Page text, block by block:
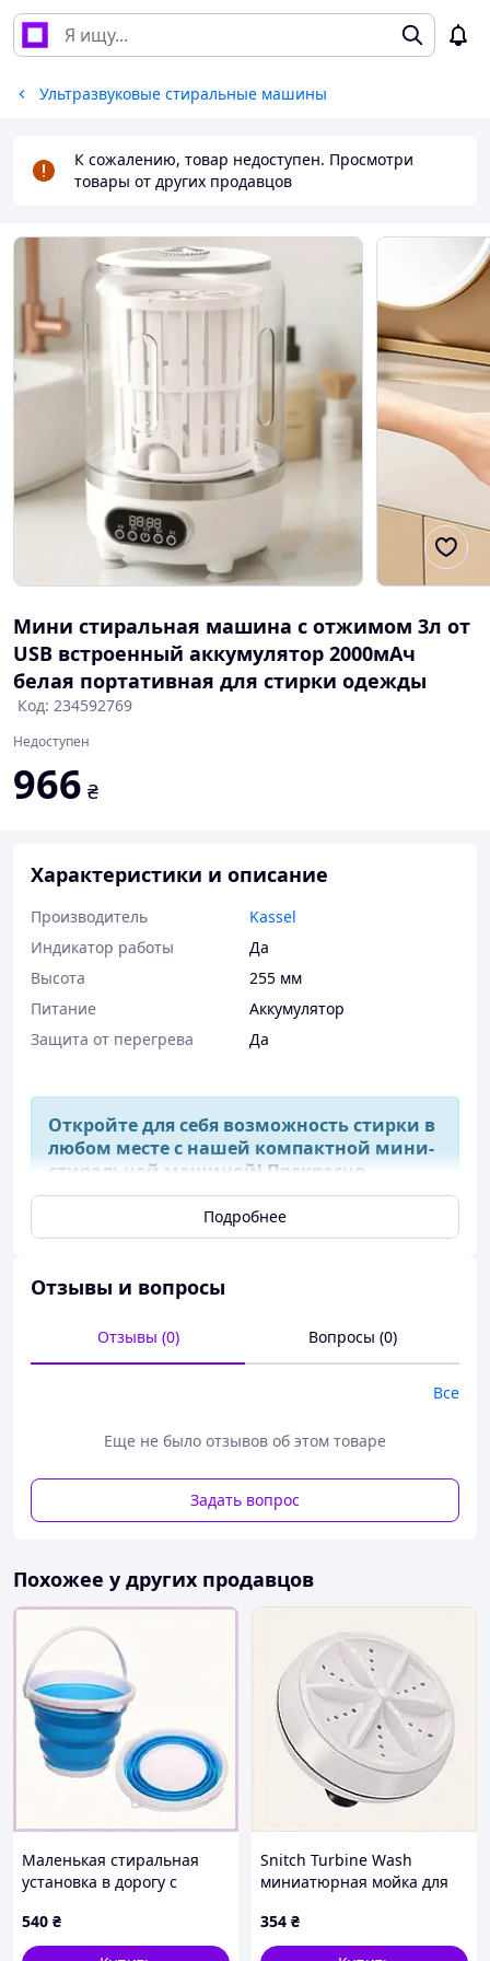
Ультразвуковые стиральные машины
К сожалению, товар недоступен. Просмотри
товары от других продавцов
Мини стиральная машина с отжимом 3л от
USB встроенный аккумулятор 2000мАч
белая портативная для стирки одежды
Код: 234592769
Недоступен
966 ₴
Характеристики и описание
Производитель
Kassel
Индикатор работы
Да
Высота
255 мм
Питание
Аккумулятор
Защита от перегрева
Да
Откройте для себя возможность стирки в
любом месте с нашей компактной мини-
стиральной машиной! Прекрасно
подходит для путешествий, кемпинга и
небольших квартир.
Преимущества:
Компактный и складной дизайн
Эффективное стирка и полоскание небольших
объемов белья
Низкий расход воды и электроэнергии
Удобное управление одним нажатием
Идеальный помощник для поездок,
проживания в общежитиях и дач
Подробнее
Отзывы и вопросы
Отзывы (0) Вопросы (0)
Все
Еще не было отзывов об этом товаре
Задать вопрос
Похожее у других продавцов
Маленькая стиральная
установка в дорогу с
540 ₴
Snitch Turbine Wash
миниатюрная мойка для
354 ₴